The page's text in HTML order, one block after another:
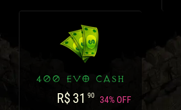
400 EVO CASH
R$ 31 90 34% OFF